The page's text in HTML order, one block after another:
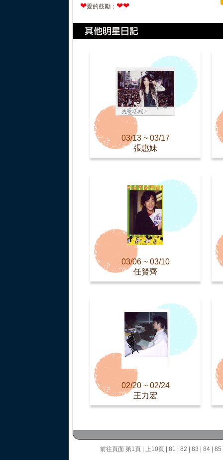
❤愛的鼓勵： ❤❤
03/13 ~ 03/17
張惠妹
03/06 ~ 03/10
任賢齊
02/20 ~ 02/24
王力宏
前往頁面 第1頁 上10頁 81 82 83 84 85